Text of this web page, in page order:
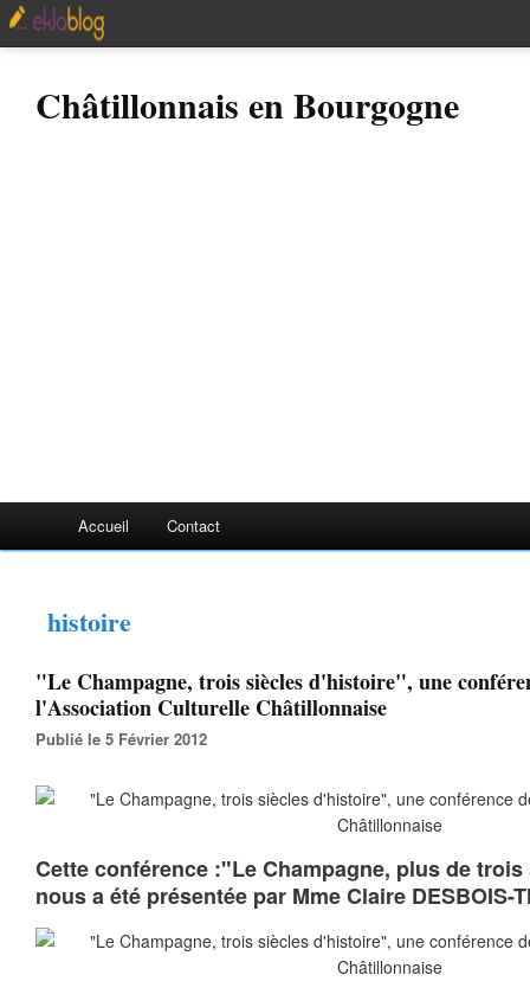
Châtillonnais en Bourgogne
Accueil Contact
histoire
"Le Champagne, trois siècles d'histoire", une
l'Association Culturelle Châtillonnaise
Publié le 5 Février 2012
Cette conférence :"Le Champagne, plus de
nous a été présentée par Mme Claire DESBOIS-